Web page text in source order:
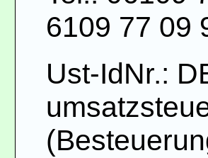
6109 77 09
Ust-IdNr.: